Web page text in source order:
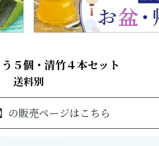
５個・清竹４本セット
送料別
の販売ページはこちら